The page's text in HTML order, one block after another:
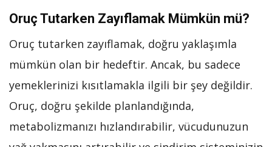
Oruç Tutarken Zayıflamak Mümkün mü?
Oruç tutarken zayıflamak, doğru yaklaşımla
mümkün olan bir hedeftir. Ancak, bu sadece
yemeklerinizi kısıtlamakla ilgili bir şey değildir.
Oruç, doğru şekilde planlandığında,
metabolizmanızı hızlandırabilir, vücudunuzun